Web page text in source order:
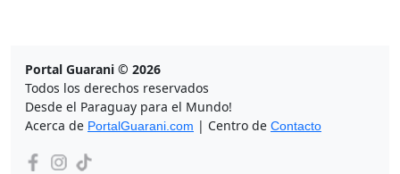
Portal Guarani © 2026
Todos los derechos reservados
Desde el Paraguay para el Mundo!
Acerca de PortalGuarani.com | Centro de Contacto